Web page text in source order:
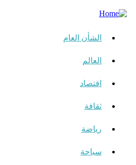
الشأن العام
العالم
اقتصاد
ثقافة
رياضة
سياحة